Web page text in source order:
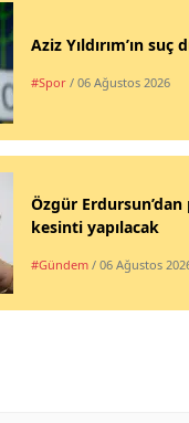
Aziz Yıldırım’ın
#Spor / 06 Ağustos 2026
Özgür
kesinti yapılacak
#Gündem / 06 Ağustos